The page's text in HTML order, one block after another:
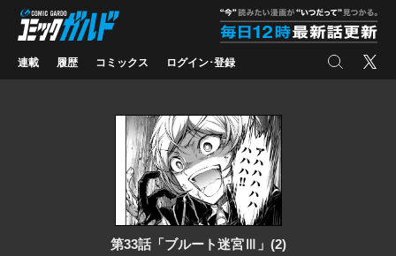
コミックガルド
連載 履歴 コミックス ログイン･登録 検索 X
第33話「ブルート迷宮Ⅲ」(2)